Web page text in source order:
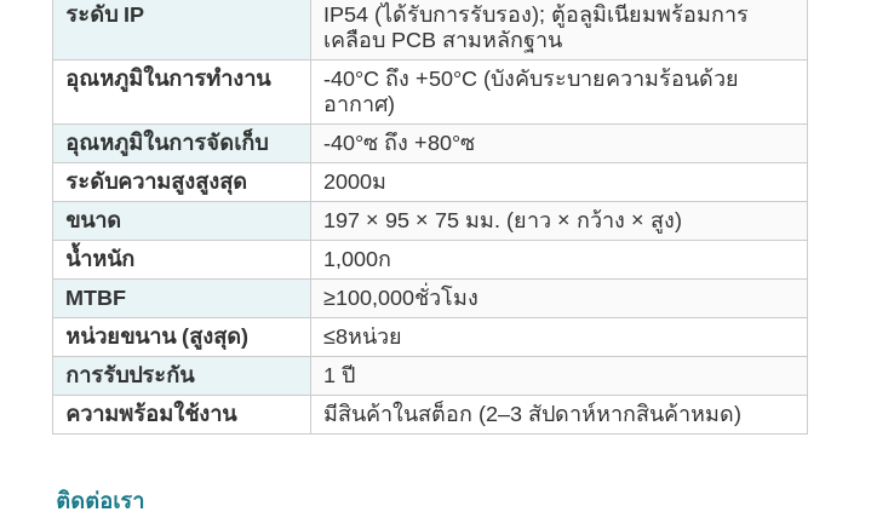
ระดับ IP
IP54 (ได้รับการรับรอง); ตู้อลูมิเนียมพร้อมการ
เคลือบ PCB สามหลักฐาน
อุณหภูมิในการทำงาน
-40°C ถึง +50°C (บังคับระบายความร้อนด้วย
อากาศ)
อุณหภูมิในการจัดเก็บ
-40°ซ ถึง +80°ซ
ระดับความสูงสูงสุด
2000ม
ขนาด
197 × 95 × 75 มม. (ยาว × กว้าง × สูง)
น้ำหนัก
1,000ก
MTBF
≥100,000ชั่วโมง
หน่วยขนาน (สูงสุด)
≤8หน่วย
การรับประกัน
1 ปี
ความพร้อมใช้งาน
มีสินค้าในสต็อก (2–3 สัปดาห์หากสินค้าหมด)
ติดต่อเรา